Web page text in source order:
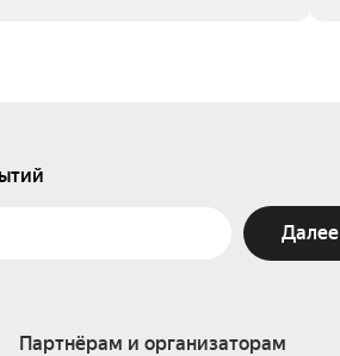
Далее
Партнёрам и организаторам